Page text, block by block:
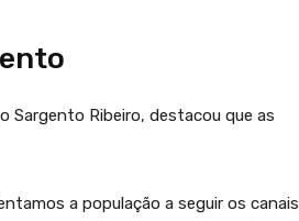
Sargento Ribeiro, destacou que as
a população a seguir os canais